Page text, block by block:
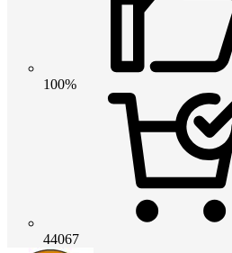
100%
44067